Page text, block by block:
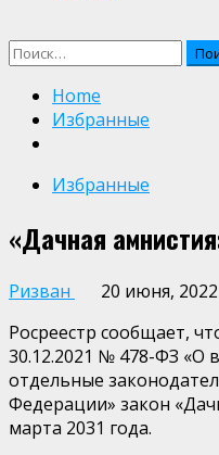
Найти:
Home
Избранные
Избранные
«Дачная
Ризван
20 июня, 2022
Росреестр сообщает,
30.12.2021 № 478-ФЗ «О
отдельные
Федерации» закон
марта 2031 года.